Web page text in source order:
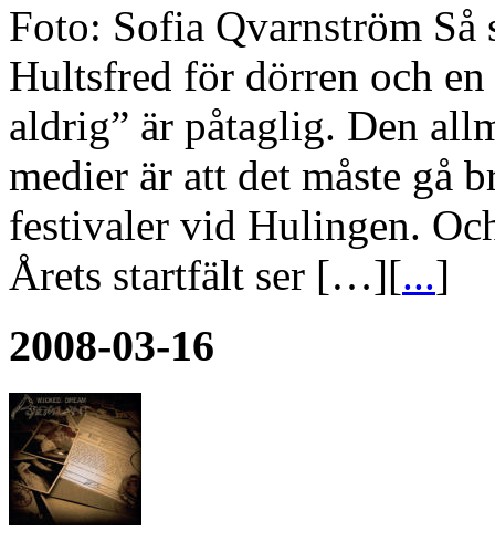
Foto: Sofia Qvarnström Så
Hultsfred för dörren och
aldrig” är påtaglig. Den
medier är att det måste gå
festivaler vid Hulingen.
Årets startfält ser […][...]
2008-03-16